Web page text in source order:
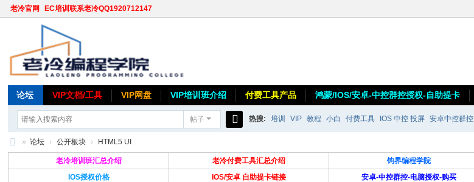
老冷官网 EC培训联系老冷QQ1920712147
论坛 VIP文档/工具 VIP网盘 VIP培训班介绍 付费工具产品 鸿蒙/IOS/安卓-中控群控授权-自助提卡
帖子
索
热搜: 培训 VIP 教程 小白 付费工具 IOS 中控 投屏 安卓中控群控
» 论坛 › 公开板块 › HTML5 UI
老冷培训班汇总介绍 老冷付费工具汇总介绍 钧界编程学院
IOS授权价格
IOS/安卓 自助提卡链接 安卓-中控群控-电脑授权-购买